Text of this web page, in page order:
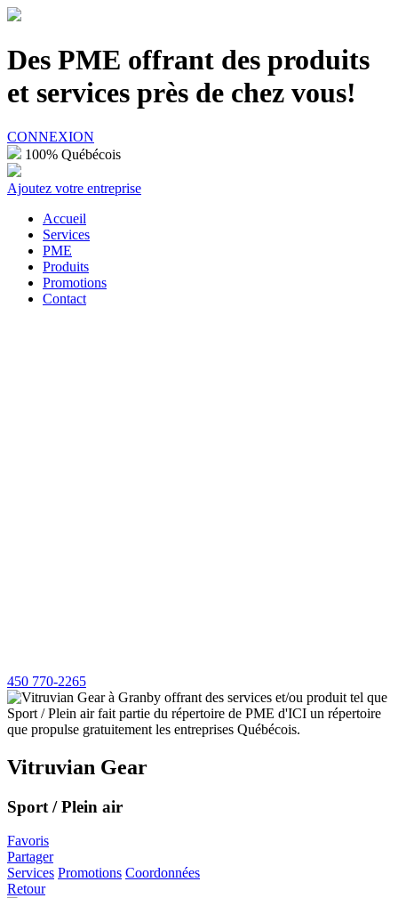
Des PME offrant des produits
et services près de chez vous!
CONNEXION
100% Québécois
Ajoutez votre entreprise
Accueil
Services
PME
Produits
Promotions
Contact
450 770-2265
Vitruvian Gear
Sport / Plein air
Favoris
Partager
Services Promotions Coordonnées
Retour